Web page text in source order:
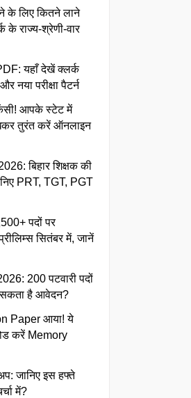
के लिए कितने लाने
के राज्य-श्रेणी-वार
यहाँ देखें क्लर्क
नया परीक्षा पैटर्न
आपके स्टेट में
तुरंत करें ऑनलाइन
बिहार शिक्षक की
PRT, TGT, PGT
पदों पर
सितंबर में, जानें
200 पटवारी पदों
सकता है आवेदन?
Paper आया! ये
करें Memory
जानिए इस हफ्ते
में?